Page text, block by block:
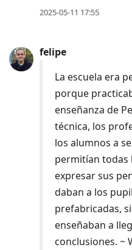
2025-05-11 17:55
felipe
La escuela era
porque
enseñanza de
técnica, los
los alumnos a
permitían todas
expresar sus
daban a los
prefabricadas,
enseñaban a
conclusiones. ~